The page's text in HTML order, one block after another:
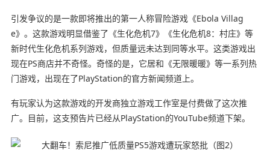
引发争议的是一款即将推出的第一人称冒险游戏《Ebola Villag
e》。这款游戏明显借鉴了《生化危机7》《生化危机8：村庄》等
新时代生化危机系列游戏，但质量远未达到同等水平。这类游戏出
现在PS商店并不奇怪。奇怪的是，它居和《无限暖暖》等一系列热
门游戏，出现在了PlayStation的官方新闻频道上。
有玩家认为这款游戏的开发商独立游戏工作室是付费做了这次推
广。目前，这支预告片已经从PlayStation的YouTube频道下架。